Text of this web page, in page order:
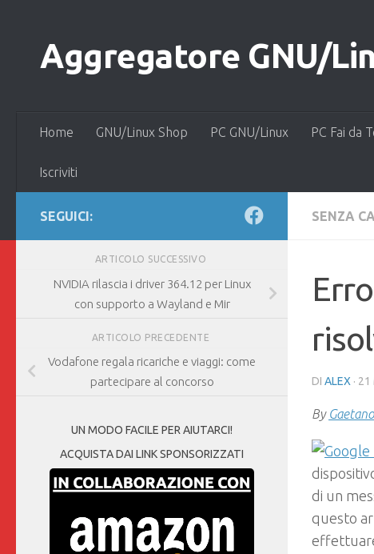
Aggregatore GNU/
Home GNU/Linux Shop PC GNU/Linux PC Fai da
Iscriviti
SENZA
DI ALEX · 21
By
di un
questo
SEGUICI:
ARTICOLO SUCCESSIVO
NVIDIA rilascia i driver 364.12 per Linux
con supporto a Wayland e Mir
ARTICOLO PRECEDENTE
Vodafone regala ricariche e viaggi: come
partecipare al concorso
UN MODO FACILE PER AIUTARCI!
ACQUISTA DAI LINK SPONSORIZZATI